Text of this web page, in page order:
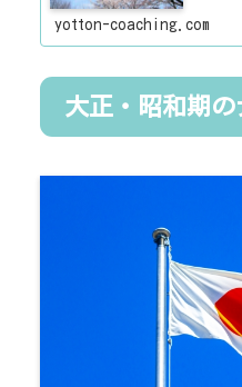
yotton-coaching.com
大正・昭和期